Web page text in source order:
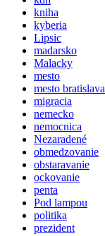
kniha
kyberia
Lipsic
madarsko
Malacky
mesto
mesto bratislava
migracia
nemecko
nemocnica
Nezaradené
obmedzovanie
obstaravanie
ockovanie
penta
Pod lampou
politika
prezident